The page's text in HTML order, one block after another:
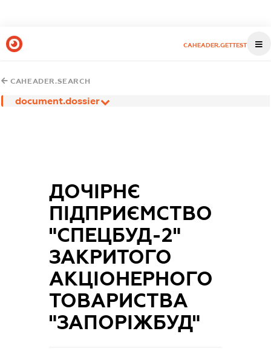
CAHEADER.GETTEST
CAHEADER.SEARCH
document.dossier
ДОЧІРНЄ
ПІДПРИЄМСТВО
"СПЕЦБУД-2"
ЗАКРИТОГО
АКЦІОНЕРНОГО
ТОВАРИСТВА
"ЗАПОРІЖБУД"